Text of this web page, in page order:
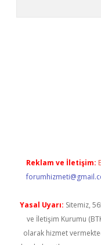
Reklam ve İletişim:
Yasal Uyarı: Sitemiz,
ve İletişim Kurumu
olarak hizmet